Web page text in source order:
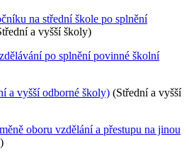
na střední škole po splnění
a vyšší školy)
po splnění povinné školní
a vyšší odborné školy) (Střední a vyšší
oboru vzdělání a přestupu na jinou